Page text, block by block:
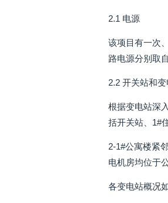
2.1 电源
该项目有一次
路电源分别取
2.2 开关站和
根据变电站深
括开关站、1#
2-1#公寓楼紧
电机房均位于
各变电站概况